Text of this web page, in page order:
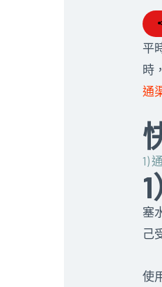
平
時
通
1)
塞
己
使